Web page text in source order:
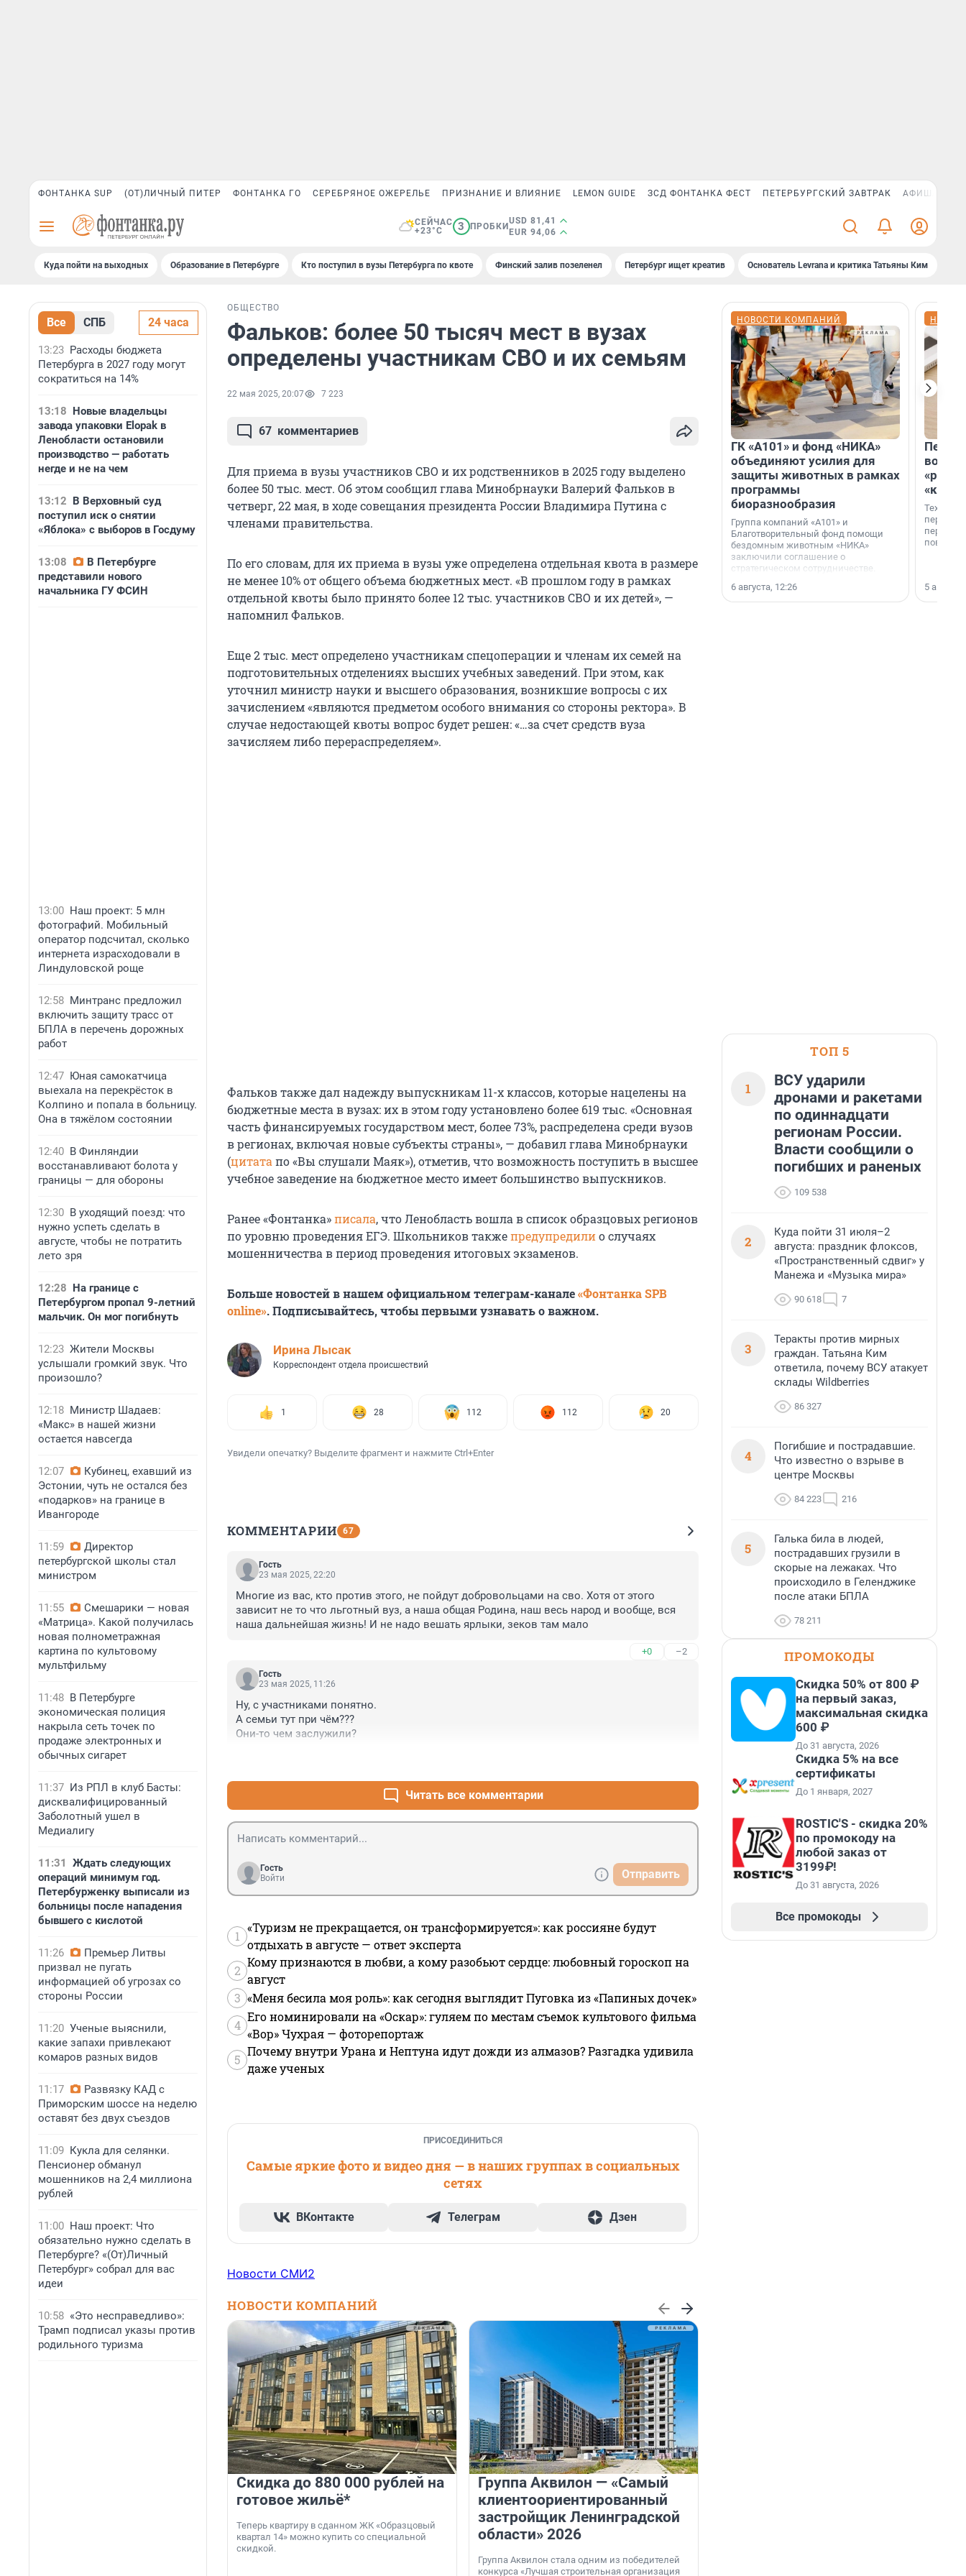
ФОНТАНКА SUP (ОТ)ЛИЧНЫЙ ПИТЕР ФОНТАНКА ГО СЕРЕБРЯНОЕ ОЖЕРЕЛЬЕ ПРИЗНАНИЕ И ВЛИЯНИЕ LEMON GUIDE ЗСД ФОНТАНКА ФЕСТ ПЕТЕРБУРГСКИЙ ЗАВТРАК АФИША PLUS
СЕЙЧАС
+23°C
3 ПРОБКИ
USD 81,41
EUR 94,06
Куда пойти на выходных Образование в Петербурге Кто поступил в вузы Петербурга по квоте Финский залив позеленел Петербург ищет креатив Основатель Levrana и критика Татьяны Ким
Все СПБ 24 часа
13:23 Расходы бюджета
Петербурга в 2027 году могут
сократиться на 14%
13:18 Новые владельцы
завода упаковки Elopak в
Ленобласти остановили
производство — работать
негде и не на чем
13:12 В Верховный суд
поступил иск о снятии
«Яблока» с выборов в Госдуму
13:08
В Петербурге
представили нового
начальника ГУ ФСИН
13:00 Наш проект: 5 млн
фотографий. Мобильный
оператор подсчитал, сколько
интернета израсходовали в
Линдуловской роще
12:58 Минтранс предложил
включить защиту трасс от
БПЛА в перечень дорожных
работ
12:47 Юная самокатчица
выехала на перекрёсток в
Колпино и попала в больницу.
Она в тяжёлом состоянии
12:40 В Финляндии
восстанавливают болота у
границы — для обороны
12:30 В уходящий поезд: что
нужно успеть сделать в
августе, чтобы не потратить
лето зря
12:28 На границе с
Петербургом пропал 9-летний
мальчик. Он мог погибнуть
12:23 Жители Москвы
услышали громкий звук. Что
произошло?
12:18 Министр Шадаев:
«Макс» в нашей жизни
остается навсегда
12:07
Кубинец, ехавший из
Эстонии, чуть не остался без
«подарков» на границе в
Ивангороде
11:59
Директор
петербургской школы стал
министром
11:55
Смешарики — новая
«Матрица». Какой получилась
новая полнометражная
картина по культовому
мультфильму
11:48 В Петербурге
экономическая полиция
накрыла сеть точек по
продаже электронных и
обычных сигарет
11:37 Из РПЛ в клуб Басты:
дисквалифицированный
Заболотный ушел в
Медиалигу
11:31
Ждать следующих
операций минимум год.
Петербурженку выписали из
больницы после нападения
бывшего с кислотой
11:26
Премьер Литвы
призвал не пугать
информацией об угрозах со
стороны России
11:20 Ученые выяснили,
какие запахи привлекают
комаров разных видов
11:17
Развязку КАД с
Приморским шоссе на неделю
оставят без двух съездов
11:09 Кукла для селянки.
Пенсионер обманул
мошенников на 2,4 миллиона
рублей
11:00 Наш проект: Что
обязательно нужно сделать в
Петербурге? «(От)Личный
Петербург» собрал для вас
идеи
10:58 «Это несправедливо»:
Трамп подписал указы против
родильного туризма
ОБЩЕСТВО
Фальков: более 50 тысяч мест в вузах
определены участникам СВО и их семьям
22 мая 2025, 20:07 7 223
67 комментариев
Для приема в вузы участников СВО и их родственников в 2025 году выделено
более 50 тыс. мест. Об этом сообщил глава Минобрнауки Валерий Фальков в
четверг, 22 мая, в ходе совещания президента России Владимира Путина с
членами правительства.
По его словам, для их приема в вузы уже определена отдельная квота в размере
не менее 10% от общего объема бюджетных мест. «В прошлом году в рамках
отдельной квоты было принято более 12 тыс. участников СВО и их детей», —
напомнил Фальков.
Еще 2 тыс. мест определено участникам спецоперации и членам их семей на
подготовительных отделениях высших учебных заведений. При этом, как
уточнил министр науки и высшего образования, возникшие вопросы с их
зачислением «являются предметом особого внимания со стороны ректора». В
случае недостающей квоты вопрос будет решен: «…за счет средств вуза
зачисляем либо перераспределяем».
Фальков также дал надежду выпускникам 11-х классов, которые нацелены на
бюджетные места в вузах: их в этом году установлено более 619 тыс. «Основная
часть финансируемых государством мест, более 73%, распределена среди вузов
в регионах, включая новые субъекты страны», — добавил глава Минобрнауки
(цитата по «Вы слушали Маяк»), отметив, что возможность поступить в высшее
учебное заведение на бюджетное место имеет большинство выпускников.
Ранее «Фонтанка»писала, что Ленобласть вошла в список образцовых регионов
по уровню проведения ЕГЭ. Школьников такжепредупредилио случаях
мошенничества в период проведения итоговых экзаменов.
Больше новостей в нашем официальном телеграм-канале«Фонтанка SPB
online». Подписывайтесь, чтобы первыми узнавать о важном.
Ирина Лысак
Корреспондент отдела происшествий
1 28 112 112 20
Увидели опечатку? Выделите фрагмент и нажмите Ctrl+Enter
КОММЕНТАРИИ 67
Гость
23 мая 2025, 22:20
Многие из вас, кто против этого, не пойдут добровольцами на сво. Хотя от этого
зависит не то что льготный вуз, а наша общая Родина, наш весь народ и вообще, вся
наша дальнейшая жизнь! И не надо вешать ярлыки, зеков там мало
+0 –2
Гость
23 мая 2025, 11:26
Ну, с участниками понятно.
А семьи тут при чём???
Они-то чем заслужили?
Читать все комментарии
Гость
Войти
Отправить
1
«Туризм не прекращается, он трансформируется»: как россияне будут
отдыхать в августе — ответ эксперта
2
Кому признаются в любви, а кому разобьют сердце: любовный гороскоп на
август
3 «Меня бесила моя роль»: как сегодня выглядит Пуговка из «Папиных дочек»
4
Его номинировали на «Оскар»: гуляем по местам съемок культового фильма
«Вор» Чухрая — фоторепортаж
5
Почему внутри Урана и Нептуна идут дожди из алмазов? Разгадка удивила
даже ученых
ПРИСОЕДИНИТЬСЯ
Самые яркие фото и видео дня — в наших группах в социальных
сетях
ВКонтакте Телеграм Дзен
Новости СМИ2
НОВОСТИ КОМПАНИЙ
Скидка до 880 000 рублей на
готовое жильё*
Теперь квартиру в сданном ЖК «Образцовый
квартал 14» можно купить со специальной
скидкой.
Группа Аквилон — «Самый
клиентоориентированный
застройщик Ленинградской
области» 2026
Группа Аквилон стала одним из победителей
конкурса «Лучшая строительная организация
НОВОСТИ КОМПАНИЙ
ГК «А101» и фонд «НИКА»
объединяют усилия для
защиты животных в рамках
программы
биоразнообразия
Группа компаний «А101» и
Благотворительный фонд помощи
бездомным животным «НИКА»
заключили соглашение о
стратегическом сотрудничестве.
6 августа, 12:26
5
ТОП 5
1
ВСУ ударили
дронами и ракетами
по одиннадцати
регионам России.
Власти сообщили о
погибших и раненых
109 538
2
Куда пойти 31 июля–2
августа: праздник флоксов,
«Пространственный сдвиг» у
Манежа и «Музыка мира»
90 618 7
3
Теракты против мирных
граждан. Татьяна Ким
ответила, почему ВСУ атакует
склады Wildberries
86 327
4
Погибшие и пострадавшие.
Что известно о взрыве в
центре Москвы
84 223 216
5
Галька била в людей,
пострадавших грузили в
скорые на лежаках. Что
происходило в Геленджике
после атаки БПЛА
78 211
ПРОМОКОДЫ
Скидка 50% от 800 ₽
на первый заказ,
максимальная скидка
600 ₽
До 31 августа, 2026
Скидка 5% на все
сертификаты
До 1 января, 2027
ROSTIC'S - скидка 20%
по промокоду на
любой заказ от
3199₽!
До 31 августа, 2026
Все промокоды